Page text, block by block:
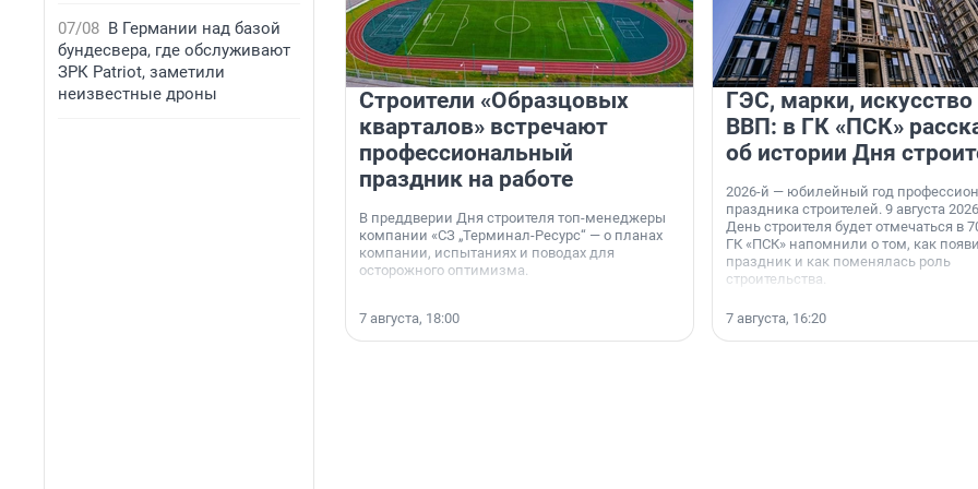
07/08 В Германии над базой
бундесвера, где обслуживают
ЗРК Patriot, заметили
неизвестные дроны
Строители «Образцовых
кварталов» встречают
профессиональный
праздник на работе
В преддверии Дня строителя топ-менеджеры
компании «СЗ „Терминал-Ресурс“ — о планах
компании, испытаниях и поводах для
осторожного оптимизма.
7 августа, 18:00
ГЭС, марки, искусство
ВВП: в ГК «ПСК»
об истории Дня
2026-й — юбилейный год
праздника строителей. 9 августа
День строителя будет отмечаться в
ГК «ПСК» напомнили о том, как
праздник и как поменялась роль
строительства.
7 августа, 16:20